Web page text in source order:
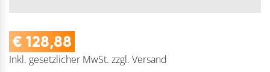
€ 128,88
Inkl. gesetzlicher MwSt. zzgl. Versand